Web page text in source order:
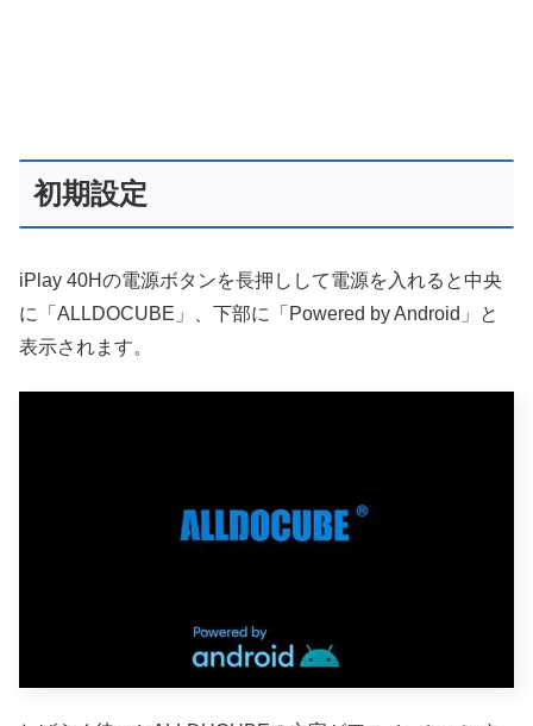
初期設定
iPlay 40Hの電源ボタンを長押しして電源を入れると中央
に「ALLDOCUBE」、下部に「Powered by Android」と
表示されます。